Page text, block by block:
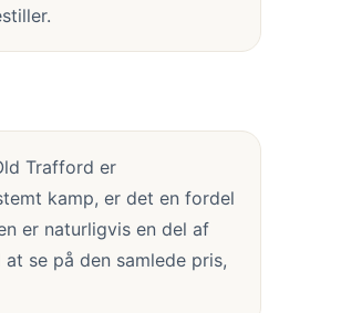
Trafford er
kamp, er det en fordel
er naturligvis en del af
se på den samlede pris,